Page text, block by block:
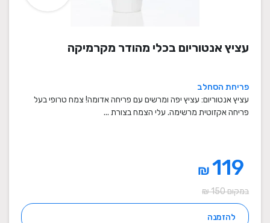
עציץ אנטוריום בכלי מהודר מקרמיקה
פריחת הסחלב
עציץ אנטוריום: עציץ יפה ומרשים עם פריחה אדומה! צמח טרופי בעל
פריחה אקזוטית מרשימה. עלי הצמח בצורת ...
₪
במקום 150 ₪
להזמנה